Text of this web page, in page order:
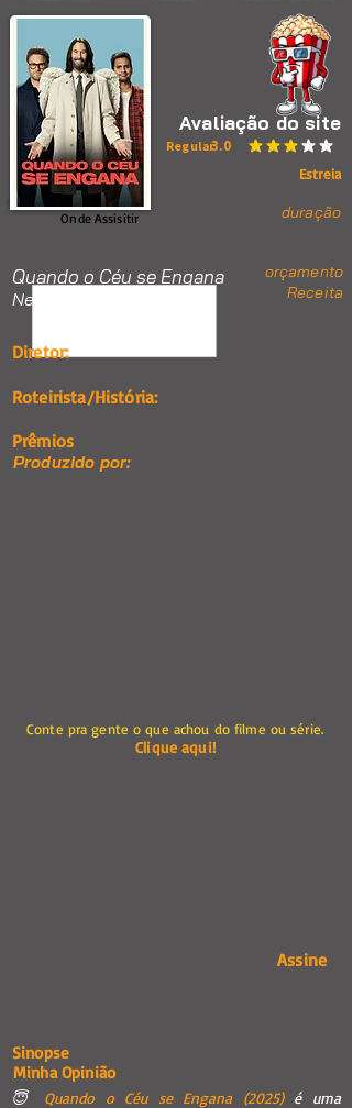
Avaliação do site
3.0
classificação média é
Regular
Estreia
duração
orçamento
Receita
Conte pra gente o que achou do filme ou série.
Clique aqui!
Assine
Onde Assisitir
Quando o Céu se Engana
Nenhum item.
Diretor:
Roteirista/História:
Prêmios
Produzido por:
Sinopse
Minha Opinião
😇 Quando o Céu se Engana (2025)é uma